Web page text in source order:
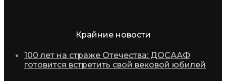
Крайние новости
100 лет на страже Отечества: ДОСААФ
готовится встретить свой вековой юбилей